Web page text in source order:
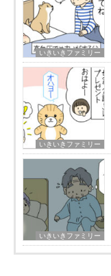
いきいきファミリー
いきいきファミリー
いきいきファミリー